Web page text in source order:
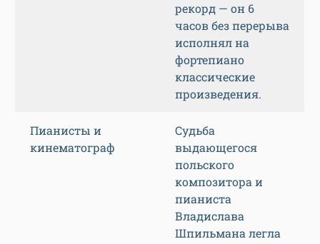
рекорд — он 6
часов без перерыва
исполнял на
фортепиано
классические
произведения.
Пианисты и
кинематограф
Судьба
выдающегося
польского
композитора и
пианиста
Владислава
Шпильмана легла